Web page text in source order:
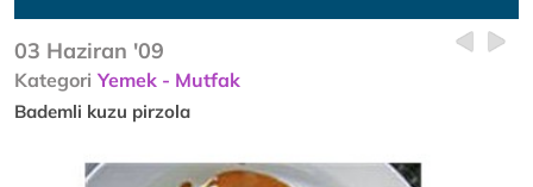
03 Haziran '09
Kategori Yemek - Mutfak
Bademli kuzu pirzola